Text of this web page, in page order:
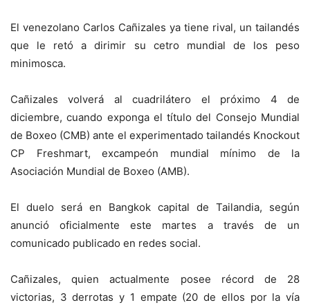
El venezolano Carlos Cañizales ya tiene rival, un tailandés
que le retó a dirimir su cetro mundial de los peso
minimosca.
Cañizales volverá al cuadrilátero el próximo 4 de
diciembre, cuando exponga el título del Consejo Mundial
de Boxeo (CMB) ante el experimentado tailandés Knockout
CP Freshmart, excampeón mundial mínimo de la
Asociación Mundial de Boxeo (AMB).
El duelo será en Bangkok capital de Tailandia, según
anunció oficialmente este martes a través de un
comunicado publicado en redes social.
Cañizales, quien actualmente posee récord de 28
victorias, 3 derrotas y 1 empate (20 de ellos por la vía